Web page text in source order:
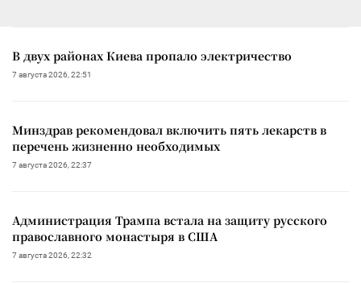
В двух районах Киева пропало электричество
7 августа 2026, 22:51
Минздрав рекомендовал включить пять лекарств в
перечень жизненно необходимых
7 августа 2026, 22:37
Администрация Трампа встала на защиту русского
православного монастыря в США
7 августа 2026, 22:32